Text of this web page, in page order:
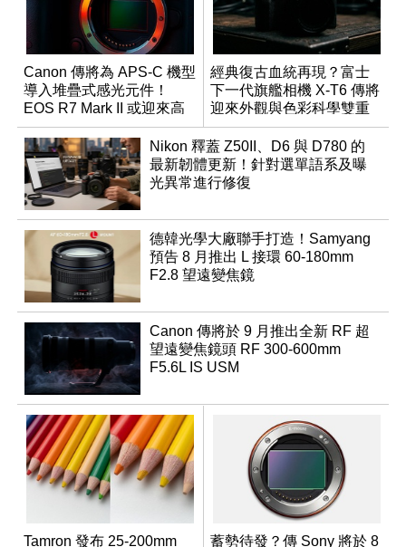
Canon 傳將為 APS-C 機型
導入堆疊式感光元件！
EOS R7 Mark II 或迎來高
速讀出升級
經典復古血統再現？富士
下一代旗艦相機 X-T6 傳將
迎來外觀與色彩科學雙重
優化
Nikon 釋蓋 Z50II、D6 與 D780 的
最新韌體更新！針對選單語系及曝
光異常進行修復
德韓光學大廠聯手打造！Samyang
預告 8 月推出 L 接環 60-180mm
F2.8 望遠變焦鏡
Canon 傳將於 9 月推出全新 RF 超
望遠變焦鏡頭 RF 300-600mm
F5.6L IS USM
Tamron 發布 25-200mm 蓄勢待發？傳 Sony 將於 8